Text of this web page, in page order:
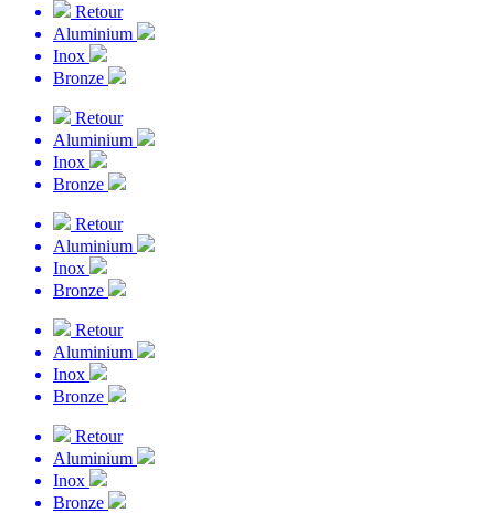
Retour
Aluminium
Inox
Bronze
Retour
Aluminium
Inox
Bronze
Retour
Aluminium
Inox
Bronze
Retour
Aluminium
Inox
Bronze
Retour
Aluminium
Inox
Bronze